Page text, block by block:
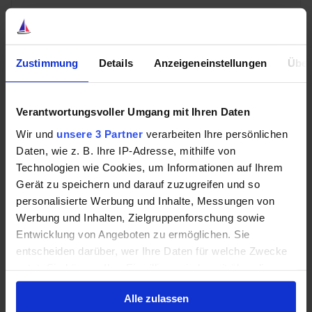
Zustimmung Details Anzeigeneinstellungen
Verantwortungsvoller Umgang mit Ihren Daten
Wir und unsere 3 Partner verarbeiten Ihre persönlichen
Daten, wie z. B. Ihre IP-Adresse, mithilfe von
Technologien wie Cookies, um Informationen auf Ihrem
Gerät zu speichern und darauf zuzugreifen und so
personalisierte Werbung und Inhalte, Messungen von
Werbung und Inhalten, Zielgruppenforschung sowie
Entwicklung von Angeboten zu ermöglichen. Sie
entscheiden darüber, wer Ihre Daten für welche Zwecke
Cookie-Erklärung oder durch Klicken auf das Privacy
Trigger Symbol ändern oder widerrufen
Alle zulassen
+532,49%
💰 Mit39 % Rabattauf beide Produkte
BUNDLE ENTDECKEN »
Klingt also nach einem ziemlich schlechten Deal.
Genau das ist auch der Grund, wieso Aktien derzeit so
noch deutlicher aus, schließlich haben kurzfristige
deutsche Staatsanleihen noch immer eine negative